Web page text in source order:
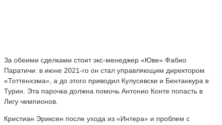
За обеими сделками стоит экс-менеджер «Юве» Фабио
Паратичи: в июне 2021-го он стал управляющим директором
«Тоттенхэма», а до этого приводил Кулусевски и Бентанкура в
Турин. Эта парочка должна помочь Антонио Конте попасть в
Лигу чемпионов.
Кристиан Эриксен после ухода из «Интера» и проблем с